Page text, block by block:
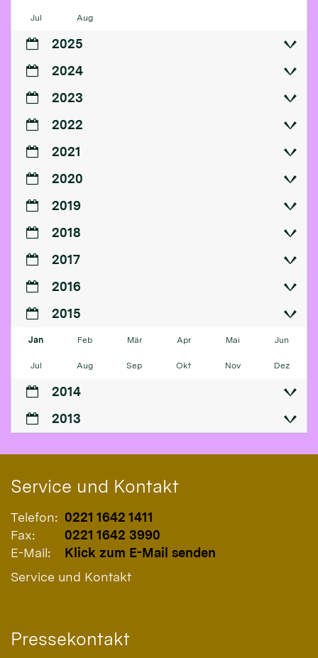
Jul Aug
2025
2024
2023
2022
2021
2020
2019
2018
2017
2016
2015
Jan Feb Mär Apr Mai Jun
Jul Aug Sep Okt Nov Dez
2014
2013
Service und Kontakt
Telefon: 0221 1642 1411
Fax:
0221 1642 3990
E-Mail:
Klick zum E-Mail senden
Service und Kontakt
Pressekontakt